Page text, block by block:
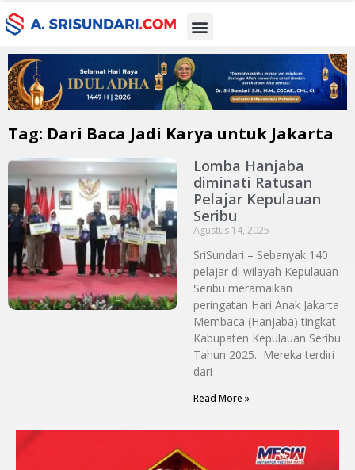
Tag: Dari Baca Jadi Karya untuk Jakarta
Lomba Hanjaba
diminati Ratusan
Pelajar Kepulauan
Seribu
Agustus 14, 2025
SriSundari – Sebanyak 140
pelajar di wilayah Kepulauan
Seribu meramaikan
peringatan Hari Anak Jakarta
Membaca (Hanjaba) tingkat
Kabupaten Kepulauan Seribu
Tahun 2025. Mereka terdiri
dari
Read More »